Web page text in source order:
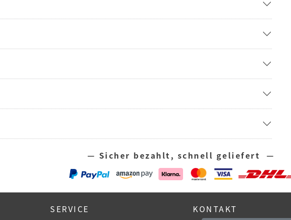
— Sicher bezahlt, schnell geliefert —
SERVICE KONTAKT